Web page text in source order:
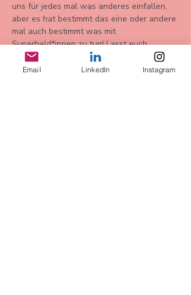
uns für jedes mal was anderes einfallen,
aber es hat bestimmt das eine oder andere
mal auch bestimmt was mit
Superheld*innen zu tun! Lasst euch
überraschen.
Email LinkedIn Instagram